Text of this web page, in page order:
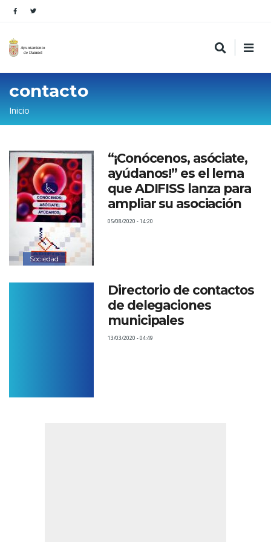
contacto
Sobrescribir
enlaces
de
ayuda
a
la
navegación
Inicio
Sociedad
“¡Conócenos, asóciate,
ayúdanos!” es el lema
que ADIFISS lanza para
ampliar su asociación
05/08/2020 - 14:20
Directorio de contactos
de delegaciones
municipales
13/03/2020 - 04:49